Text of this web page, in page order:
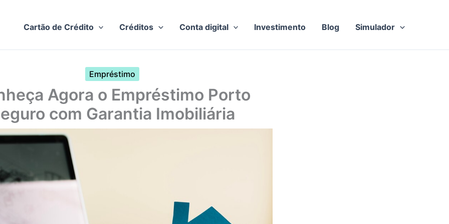
Cartão de Crédito Créditos Conta digital Investimento Blog Simulador
Empréstimo
Agora o Empréstimo Porto
com Garantia Imobiliária